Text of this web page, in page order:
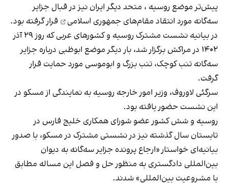
پیش‌تر موضع روسیه ، متحد دیگر ایران نیز در قبال جزایر
سه‌گانه مورد انتقاد مقام‌های جمهوری اسلامی
قرار گرفته بود.
در بیانیه نشست مشترک روسیه و کشورهای عربی که روز ۲۹ آذر
۱۴۰۲ در مراکش برگزار شد، بار دیگر موضع ابوظبی درباره جزایر
سه‌گانه تنب‌ کوچک، تنب بزرگ و ابوموسی مورد حمایت قرار
گرفت.
سرگئی لاوروف، وزیر امور خارجه روسیه به نمایندگی از مسکو در
این نشست حضور یافته بود.
روسیه و شش کشور عضو شورای همکاری خلیج فارس در
تابستان سال گذشته نیز در نشستی مشترک در مسکو، با صدور
بیانیه‌ای خواستار «ارجاع پرونده جزایر سه‌گانه به دیوان
بین‌المللی دادگستری به منظور حل و فصل این مساله مطابق
با مشروعیت بین‌المللی» شدند.